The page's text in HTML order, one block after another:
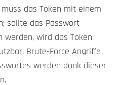
das Token mit einem
sollte das Passwort
werden, wird das Token
Brute-Force Angriffe
werden dank dieser